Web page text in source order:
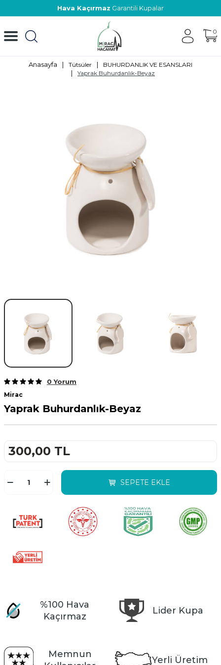
Hava Kaçırmaz Garantili Kupalar
0
Anasayfa | Tütsüler | BUHURDANLIK VE ESANSLARI
| Yaprak Buhurdanlık-Beyaz
0 Yorum
Mirac
Yaprak Buhurdanlık-Beyaz
300,00 TL
SEPETE EKLE
%100 Hava
Kaçırmaz
Lider Kupa
Memnun
Yerli Üretim